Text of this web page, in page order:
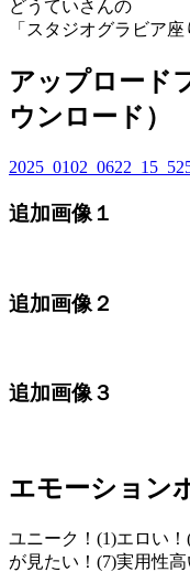
どうていさんの
「スタジオグラビア座
アップロード
ウンロード）
追加画像１
追加画像２
追加画像３
エモーション
ユニーク！(1)エロい！
が見たい！(7)実用性高